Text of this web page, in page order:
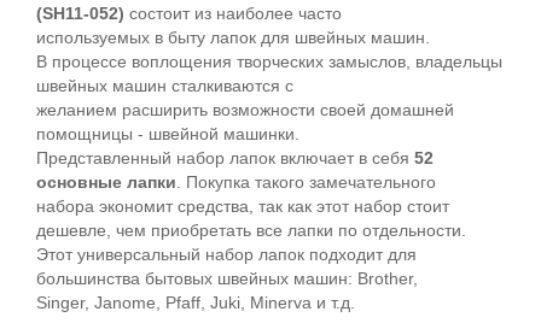
(SH11-052) состоит из наиболее часто
используемых в быту лапок для швейных машин.
В процессе воплощения творческих замыслов, владельцы
швейных машин сталкиваются с
желанием расширить возможности своей домашней
помощницы - швейной машинки.
Представленный набор лапок включает в себя 52
основные лапки . Покупка такого замечательного
набора экономит средства, так как этот набор стоит
дешевле, чем приобретать все лапки по отдельности.
Этот универсальный набор лапок подходит для
большинства бытовых швейных машин: Brother,
Singer, Janome, Pfaff, Juki, Minerva и т.д.